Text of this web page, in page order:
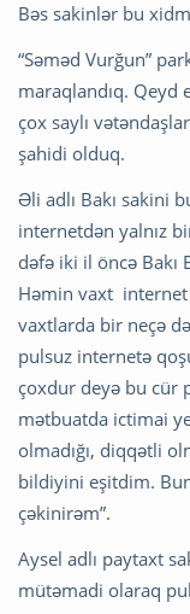
Bəs sakinlər bu
“Səməd Vurğun”
maraqlandıq.
çox saylı
şahidi olduq.
Əli adlı Bakı sakini
internetdən yalnız
dəfə iki il öncə Bakı
Həmin vaxt
vaxtlarda bir neçə
pulsuz internetə
çoxdur deyə bu cür
mətbuatda ictimai
olmadığı, diqqətli
bildiyini eşitdim.
çəkinirəm”.
Aysel adlı paytaxt
mütəmadi olaraq